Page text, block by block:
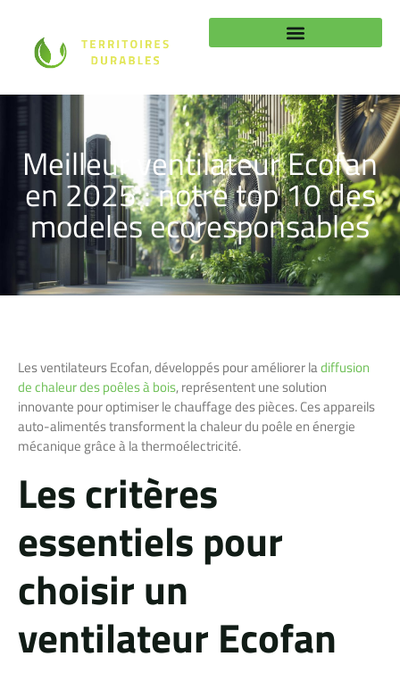
Meilleur ventilateur Ecofan
en 2025 : notre top 10 des
modeles ecoresponsables
Les ventilateurs Ecofan, développés pour améliorer ladiffusion
de chaleur des poêles à bois, représentent une solution
innovante pour optimiser le chauffage des pièces. Ces appareils
auto-alimentés transforment la chaleur du poêle en énergie
mécanique grâce à la thermoélectricité.
Les critères
essentiels pour
choisir un
ventilateur Ecofan